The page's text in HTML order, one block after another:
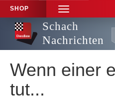
SHOP
TOGGLE
NAVIGATION
Schach
Nachrichten
Wenn einer
tut...